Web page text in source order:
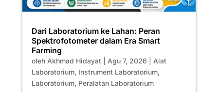
Dari Laboratorium ke Lahan: Peran
Spektrofotometer dalam Era Smart
Farming
oleh Akhmad Hidayat| Agu 7, 2026
Alat
Laboratorium, Instrument Laboratorium,
Laboratorium, Peralatan Laboratorium